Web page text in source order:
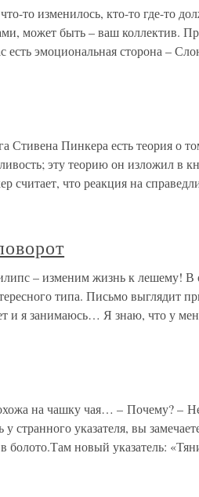
то изменилось, кто-то где-то
может быть – ваш коллектив.
эмоциональная сторона –
Стивена Пинкера есть теория о
эту теорию он изложил в
считает, что реакция на
– изменим жизнь к лешему! В
типа. Письмо выглядит
и я занимаюсь… Я знаю, что у
на чашку чая… – Почему? –
странного указателя, вы
болото.Там новый указатель: